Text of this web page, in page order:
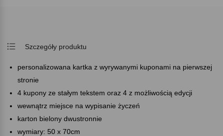
Szczegóły produktu
personalizowana kartka z wyrywanymi kuponami na pierwszej
stronie
4 kupony ze stałym tekstem oraz 4 z możliwością edycji
wewnątrz miejsce na wypisanie życzeń
karton bielony dwustronnie
wymiary: 50 x 70cm